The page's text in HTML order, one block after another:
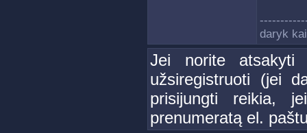
daryk
Jei norite
užsiregistruoti (jei
prisijungti reikia,
prenumeratą el.